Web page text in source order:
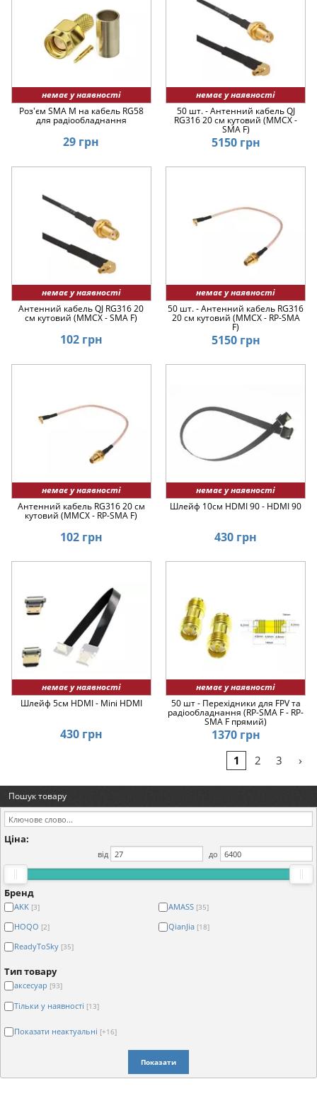
немає у наявності
Роз'єм SMA M на кабель RG58
для радіообладнання
29 грн
немає у наявності
50 шт. - Антенний кабель QJ
RG316 20 см кутовий (MMCX -
SMA F)
5150 грн
немає у наявності
Антенний кабель QJ RG316 20
см кутовий (MMCX - SMA F)
102 грн
немає у наявності
50 шт. - Антенний кабель RG316
20 см кутовий (MMCX - RP-SMA
F)
5150 грн
немає у наявності
Антенний кабель RG316 20 см
кутовий (MMCX - RP-SMA F)
102 грн
немає у наявності
Шлейф 10см HDMI 90 - HDMI 90
430 грн
немає у наявності
Шлейф 5см HDMI - Mini HDMI
430 грн
немає у наявності
50 шт - Перехідники для FPV та
радіообладнання (RP-SMA F - RP-
SMA F прямий)
1370 грн
1 2 3 ›
Пошук товару
Ціна:
від до
Бренд
AKK [3] AMASS [35]
HOQO [2] QianJia [18]
ReadyToSky [35]
Тип товару
аксесуар [93]
Тільки у наявності [13]
Показати неактуальні [+16]
Показати